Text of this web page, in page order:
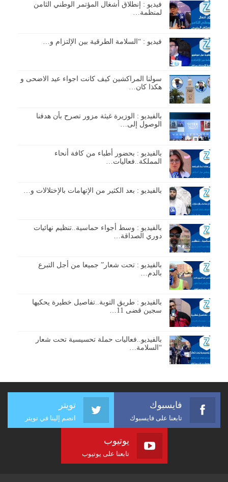
فيديو : إنطلاق أشغال المؤتمر الوطني الثامن
لمنظمة…
فيديو : “السلامة الطرقية بين الإلتزام و…
سولنا المراكشين كيف كانت اجواء عيد الاضحى و
هكذا كان…
بالفيديو : الوزيرة غيثة مزور تصرح بأن هدفنا
الوصول إلى…
بالفيديو : بحضور أطباء من كافة أنحاء
المملكة..فعاليات…
بالفيديو : بعد الكثير من الإتهامات بالإختلالات و…
بالفيديو : وسط أجواء حماسية..تنظيم نهائيات
دوري الصداقة…
بالفيديو : تحت شعار” جميعا من أجل التبرع
بالدم…
بالفيديو : طريق التوبة..تفاصيل خطيرة يحكيها
سجين قضى 11…
بالفيديو..فعاليات حملة تحسيسية تحت شعار
“السلامة…
فايسبوك
تابعنا على فايسبوك
تويتر
انضم إلينا في تويتر
يوتيوب
تابعنا على يوتيوب